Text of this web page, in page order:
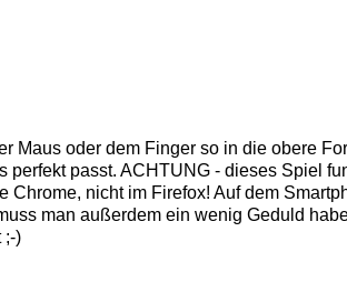
Maus oder dem Finger so in die obere
perfekt passt. ACHTUNG - dieses Spiel
Chrome, nicht im Firefox! Auf dem
man außerdem ein wenig Geduld
;-)